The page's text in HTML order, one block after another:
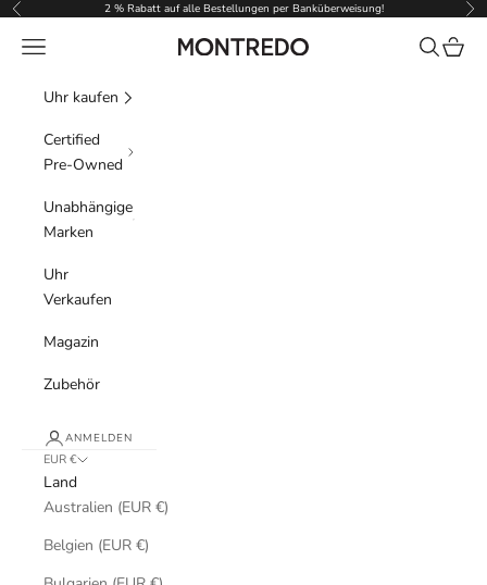
Zum Inhalt springen
Zurück 2 % Rabatt auf alle Bestellungen per Banküberweisung! Vor
Montredo
Menü Suchen
Uhr kaufen
Certified
Pre-Owned
Unabhängige
Marken
Uhr
Verkaufen
Magazin
Zubehör
ANMELDEN
EUR €
Land
Australien (EUR €)
Belgien (EUR €)